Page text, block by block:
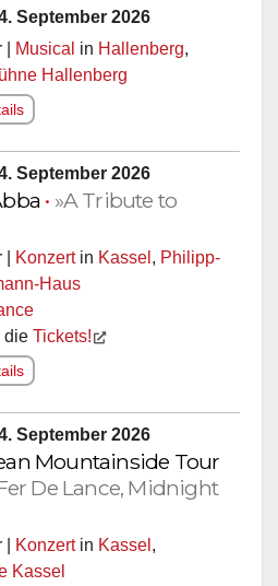
September 2026
Musical in Hallenberg,
Hallenberg
September 2026
• »A Tribute to
Konzertin Kassel , Philipp-
Haus
die Tickets!
September 2026
Mountainside Tour
De Lance, Midnight
Konzertin Kassel ,
Kassel